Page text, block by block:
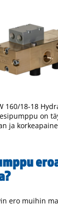
160/18-18
on
ja
ero muihin